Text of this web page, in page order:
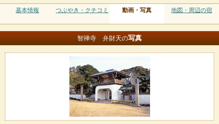
基本情報 つぶやき・クチコミ 動画・写真 地図・周辺の宿
智禅寺 弁財天の写真